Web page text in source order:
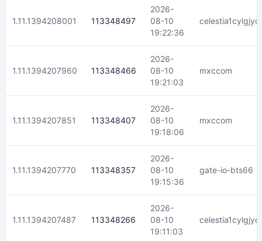
1.11.1394208001 113348497
2026-
08-10
19:22:36
1.11.1394207960 113348466
2026-
08-10
19:21:03
mxccom
1.11.1394207851 113348407
2026-
08-10
19:18:06
mxccom
1.11.1394207770 113348357
2026-
08-10
19:15:36
gate-io-bts66
1.11.1394207487 113348266
2026-
08-10
19:11:03